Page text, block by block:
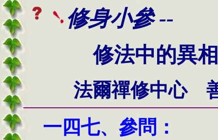
修身小參 --
修法中的異
法爾禪修中心
一四七、 參問：